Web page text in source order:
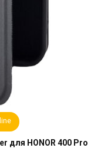
для HONOR 400 Pro